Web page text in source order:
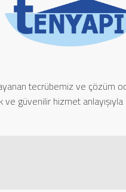
tecrübemiz ve çözüm
ve güvenilir hizmet